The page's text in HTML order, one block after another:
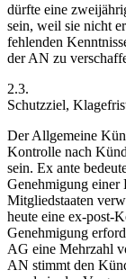
dürfte eine
sein, weil sie nicht
fehlenden
der AN zu
2.3.
Schutzziel,
Der Allgemeine
Kontrolle nach
sein. Ex ante
Genehmigung einer
Mitgliedstaaten
heute eine ex-post-
Genehmigung
AG eine Mehrzahl
AN stimmt den